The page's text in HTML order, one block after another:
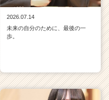
2026.07.14
未来の自分のために、最後の一
歩。